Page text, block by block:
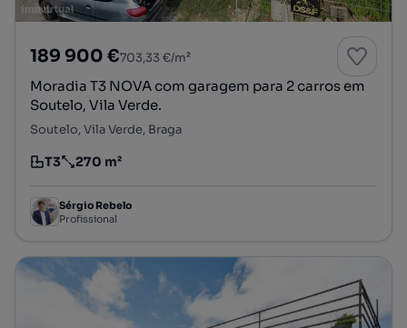
189 900 €703,33 €/m²
Moradia T3 NOVA com garagem para 2 carros em
Soutelo, Vila Verde.
Soutelo, Vila Verde, Braga
Tipologia
T3
Preço por metro quadrado
270 m²
Sérgio Rebelo
Profissional